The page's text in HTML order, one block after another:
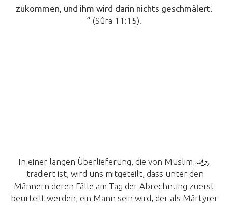
zukommen, und ihm wird darin nichts geschmälert.
“ (Sûra 11:15).
In einer langen Überlieferung, die von Muslim
tradiert ist, wird uns mitgeteilt, dass unter den
Männern deren Fälle am Tag der Abrechnung zuerst
beurteilt werden, ein Mann sein wird, der als Märtyrer